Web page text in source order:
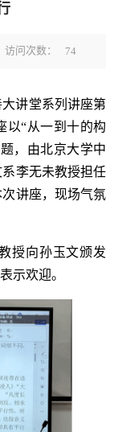
访问次数： 74
讲堂系列讲座第
以“从一到十的构
，由北京大学中
李无未教授担任
讲座，现场气氛
授向孙玉文颁发
示欢迎。